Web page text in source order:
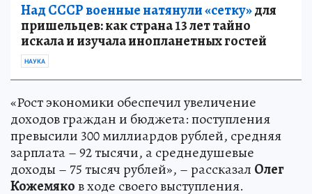
Над СССР военные натянули «сетку»для
пришельцев: как страна 13 лет тайно
искала и изучала инопланетных гостей
НАУКА
«Рост экономики обеспечил увеличение
доходов граждан и бюджета: поступления
превысили 300 миллиардов рублей, средняя
зарплата – 92 тысячи, а среднедушевые
доходы – 75 тысяч рублей», – рассказал Олег
Кожемяков ходе своего выступления.